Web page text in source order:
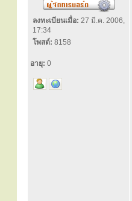
ลงทะเบียนเมื่อ: 27 มี.ค. 2006,
17:34
โพสต์: 8158
อายุ: 0